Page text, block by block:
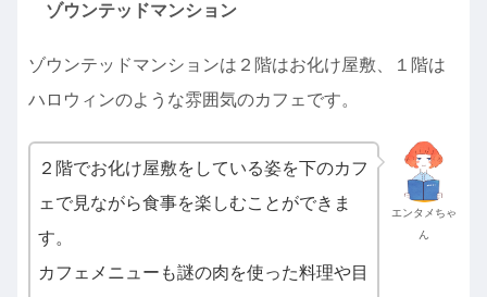
ゾウンテッドマンション
ゾウンテッドマンションは２階はお化け屋敷、１階は
ハロウィンのような雰囲気のカフェです。
エンタメちゃ
ん
２階でお化け屋敷をしている姿を下のカフ
ェで見ながら食事を楽しむことができま
す。
カフェメニューも謎の肉を使った料理や目